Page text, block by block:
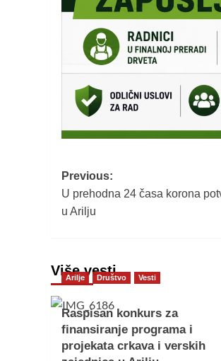
Post
navigation
Previous:
U prehodna 24 časa korona
u Arilju
Više vesti
Arilje Društvo Vesti
Raspisan konkurs za
finansiranje programa i
projekata crkava i verskih